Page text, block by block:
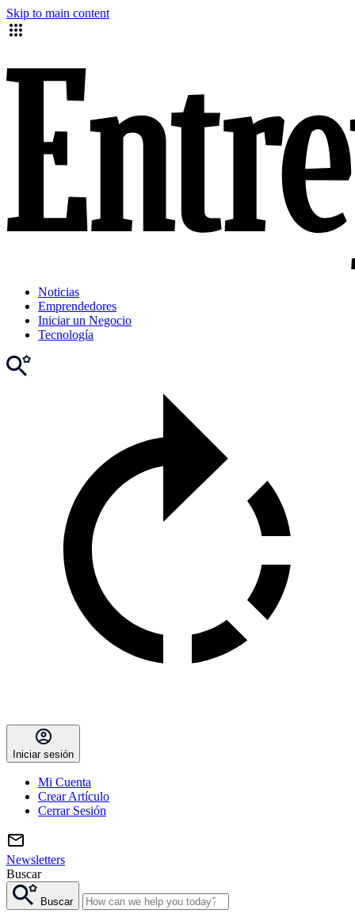
Skip to main content
Noticias
Emprendedores
Iniciar un Negocio
Tecnología
Iniciar sesión
Mi Cuenta
Crear Artículo
Cerrar Sesión
Newsletters
Buscar
Buscar